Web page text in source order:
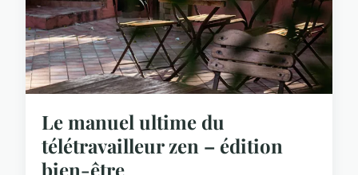
Le manuel ultime du
télétravailleur zen – édition
bien-être